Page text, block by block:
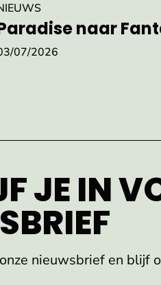
naar
07/2026
JE IN
nieuwsbrief en blijf